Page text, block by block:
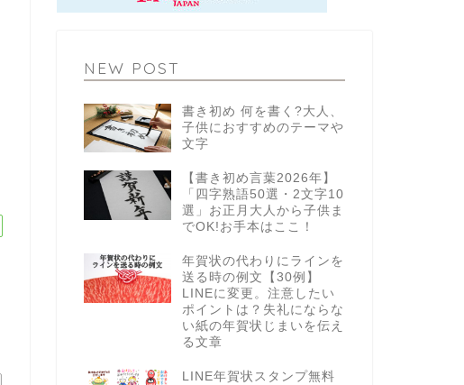
NEW POST
書き初め 何を書く?大人、
子供におすすめのテーマや
文字
【書き初め言葉2026年】
「四字熟語50選・2文字10
選」お正月大人から子供ま
でOK!お手本はここ！
年賀状の代わりにラインを
送る時の例文【30例】
LINEに変更。注意したい
ポイントは？失礼にならな
い紙の年賀状じまいを伝え
る文章
LINE年賀状スタンプ無料